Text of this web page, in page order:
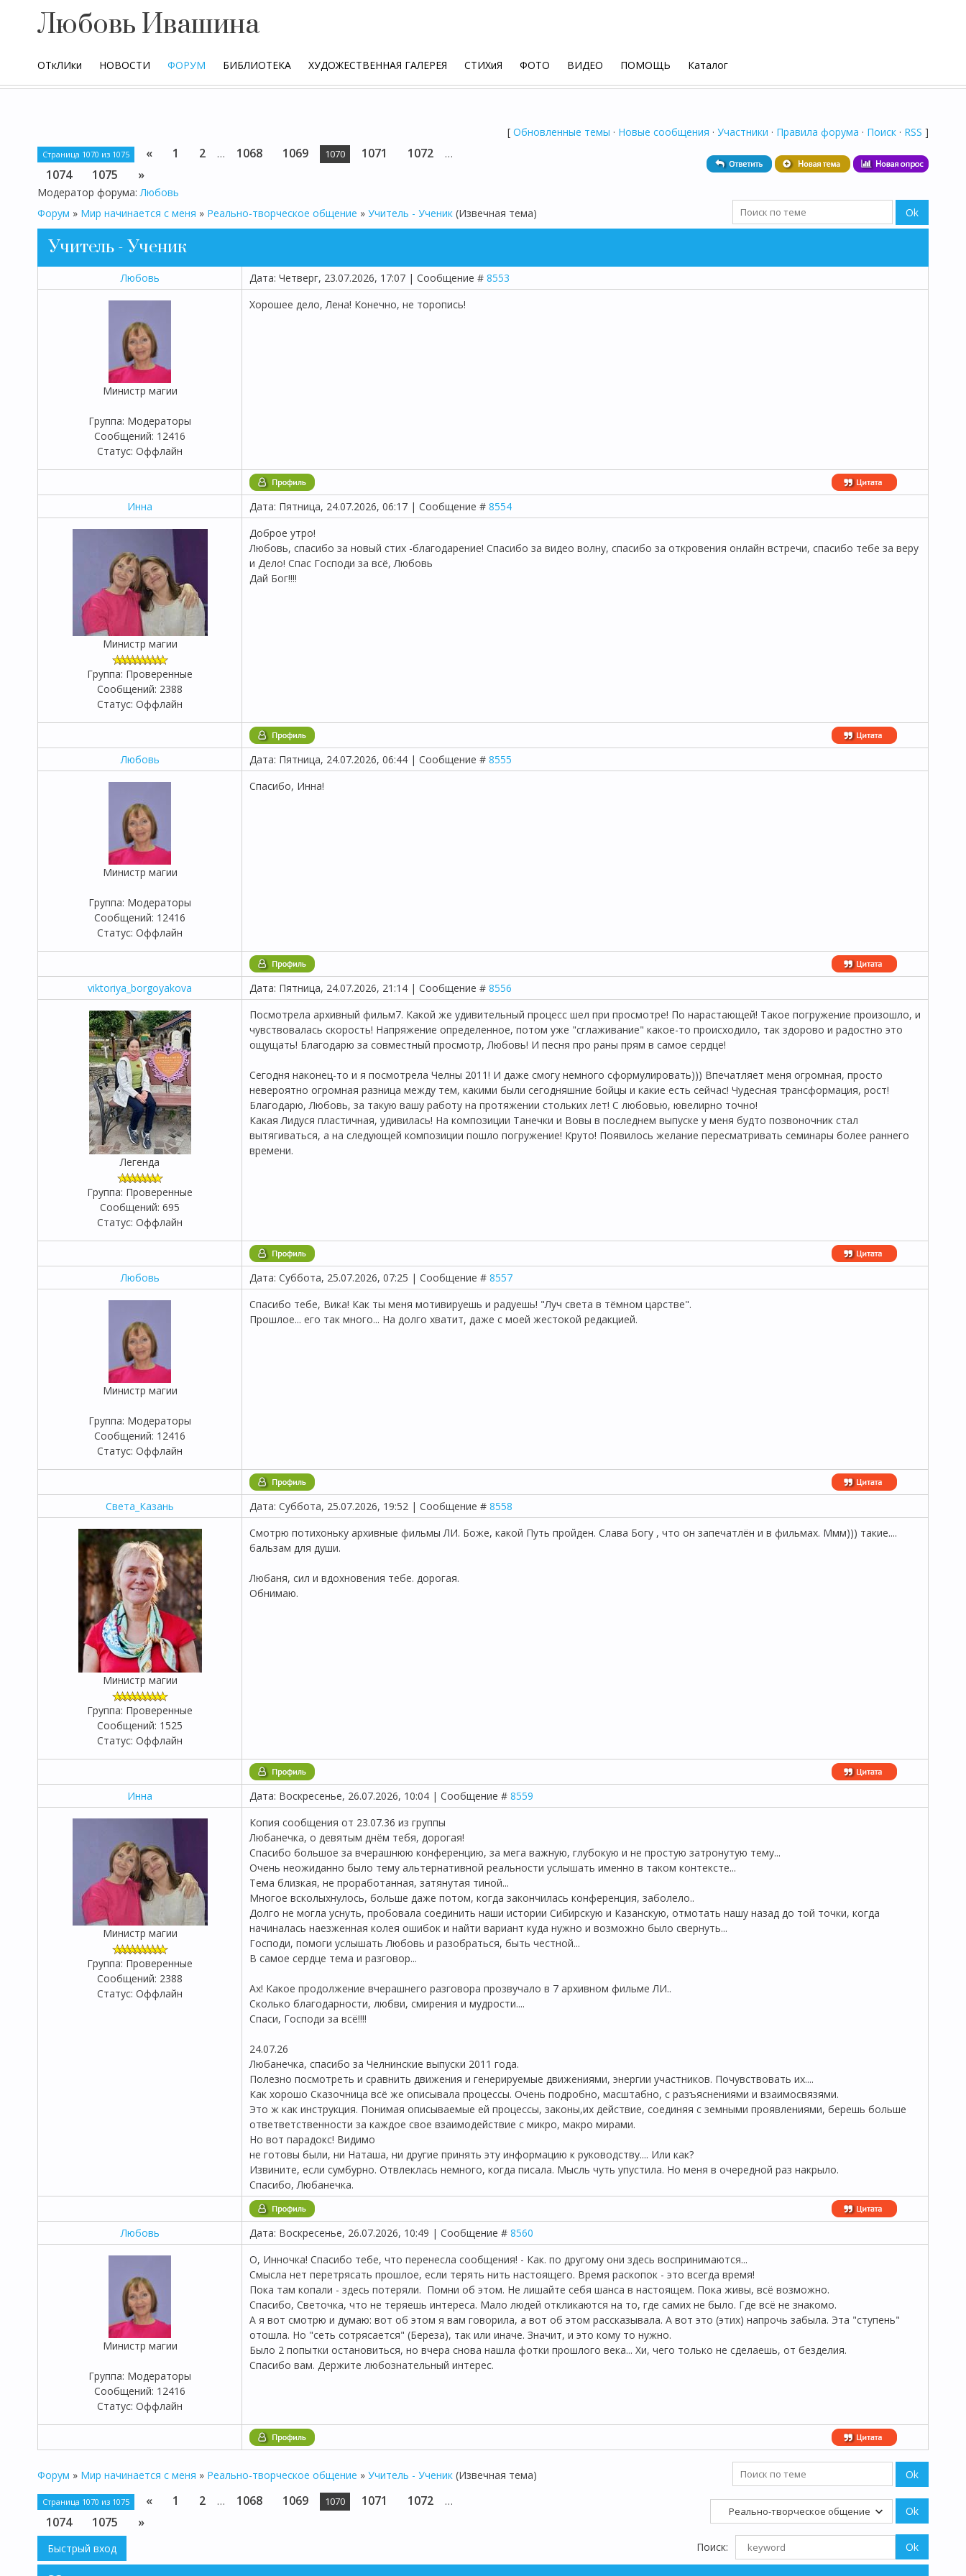
Любовь Ивашина
ОТкЛИки НОВОСТИ ФОРУМ БИБЛИОТЕКА ХУДОЖЕСТВЕННАЯ ГАЛЕРЕЯ СТИХиЯ ФОТО ВИДЕО ПОМОЩЬ Каталог
[ Обновленные темы · Новые сообщения · Участники · Правила форума · Поиск · RSS ]
Страница 1070 из 1075 « 1 2 … 1068 1069 1070 1071 1072 …
1074 1075 »
Модератор форума:Любовь
Форум » Мир начинается с меня » Реально-творческое общение » Учитель - Ученик (Извечная тема)
Учитель - Ученик
Любовь Дата: Четверг, 23.07.2026, 17:07 | Сообщение # 8553
Министр магии
Группа: Модераторы
Сообщений: 12416
Статус: Оффлайн
Хорошее дело, Лена! Конечно, не торопись!
Инна Дата: Пятница, 24.07.2026, 06:17 | Сообщение # 8554
Министр магии
Группа: Проверенные
Сообщений: 2388
Статус: Оффлайн
Доброе утро!
Любовь, спасибо за новый стих -благодарение! Спасибо за видео волну, спасибо за откровения онлайн встречи, спасибо тебе за веру
и Дело! Спас Господи за всё, Любовь
Дай Бог!!!!
Любовь Дата: Пятница, 24.07.2026, 06:44 | Сообщение # 8555
Министр магии
Группа: Модераторы
Сообщений: 12416
Статус: Оффлайн
Спасибо, Инна!
viktoriya_borgoyakova Дата: Пятница, 24.07.2026, 21:14 | Сообщение # 8556
Легенда
Группа: Проверенные
Сообщений: 695
Статус: Оффлайн
Посмотрела архивный фильм7. Какой же удивительный процесс шел при просмотре! По нарастающей! Такое погружение произошло, и
чувствовалась скорость! Напряжение определенное, потом уже "сглаживание" какое-то происходило, так здорово и радостно это
ощущать! Благодарю за совместный просмотр, Любовь! И песня про раны прям в самое сердце!
Сегодня наконец-то и я посмотрела Челны 2011! И даже смогу немного сформулировать))) Впечатляет меня огромная, просто
невероятно огромная разница между тем, какими были сегодняшние бойцы и какие есть сейчас! Чудесная трансформация, рост!
Благодарю, Любовь, за такую вашу работу на протяжении стольких лет! С любовью, ювелирно точно!
Какая Лидуся пластичная, удивилась! На композиции Танечки и Вовы в последнем выпуске у меня будто позвоночник стал
вытягиваться, а на следующей композиции пошло погружение! Круто! Появилось желание пересматривать семинары более раннего
времени.
Любовь Дата: Суббота, 25.07.2026, 07:25 | Сообщение # 8557
Министр магии
Группа: Модераторы
Сообщений: 12416
Статус: Оффлайн
Спасибо тебе, Вика! Как ты меня мотивируешь и радуешь! "Луч света в тёмном царстве".
Прошлое... его так много... На долго хватит, даже с моей жестокой редакцией.
Света_Казань Дата: Суббота, 25.07.2026, 19:52 | Сообщение # 8558
Министр магии
Группа: Проверенные
Сообщений: 1525
Статус: Оффлайн
Смотрю потихоньку архивные фильмы ЛИ. Боже, какой Путь пройден. Слава Богу , что он запечатлён и в фильмах. Ммм))) такие....
бальзам для души.
Любаня, сил и вдохновения тебе. дорогая.
Обнимаю.
Инна Дата: Воскресенье, 26.07.2026, 10:04 | Сообщение # 8559
Министр магии
Группа: Проверенные
Сообщений: 2388
Статус: Оффлайн
Копия сообщения от 23.07.36 из группы
Любанечка, о девятым днём тебя, дорогая!
Спасибо большое за вчерашнюю конференцию, за мега важную, глубокую и не простую затронутую тему...
Очень неожиданно было тему альтернативной реальности услышать именно в таком контексте...
Тема близкая, не проработанная, затянутая тиной...
Многое всколыхнулось, больше даже потом, когда закончилась конференция, заболело..
Долго не могла уснуть, пробовала соединить наши истории Сибирскую и Казанскую, отмотать нашу назад до той точки, когда
начиналась наезженная колея ошибок и найти вариант куда нужно и возможно было свернуть...
Господи, помоги услышать Любовь и разобраться, быть честной...
В самое сердце тема и разговор...
Ах! Какое продолжение вчерашнего разговора прозвучало в 7 архивном фильме ЛИ..
Сколько благодарности, любви, смирения и мудрости....
Спаси, Господи за всё!!!!
24.07.26
Любанечка, спасибо за Челнинские выпуски 2011 года.
Полезно посмотреть и сравнить движения и генерируемые движениями, энергии участников. Почувствовать их....
Как хорошо Сказочница всё же описывала процессы. Очень подробно, масштабно, с разъяснениями и взаимосвязями.
Это ж как инструкция. Понимая описываемые ей процессы, законы,их действие, соединяя с земными проявлениями, берешь больше
ответветственности за каждое свое взаимодействие с микро, макро мирами.
Но вот парадокс! Видимо
не готовы были, ни Наташа, ни другие принять эту информацию к руководству.... Или как?
Извините, если сумбурно. Отвлеклась немного, когда писала. Мысль чуть упустила. Но меня в очередной раз накрыло.
Спасибо, Любанечка.
Любовь Дата: Воскресенье, 26.07.2026, 10:49 | Сообщение # 8560
Министр магии
Группа: Модераторы
Сообщений: 12416
Статус: Оффлайн
О, Инночка! Спасибо тебе, что перенесла сообщения! - Как. по другому они здесь воспринимаются...
Смысла нет перетрясать прошлое, если терять нить настоящего. Время раскопок - это всегда время!
Пока там копали - здесь потеряли. Помни об этом. Не лишайте себя шанса в настоящем. Пока живы, всё возможно.
Спасибо, Светочка, что не теряешь интереса. Мало людей откликаются на то, где самих не было. Где всё не знакомо.
А я вот смотрю и думаю: вот об этом я вам говорила, а вот об этом рассказывала. А вот это (этих) напрочь забыла. Эта "ступень"
отошла. Но "сеть сотрясается" (Береза), так или иначе. Значит, и это кому то нужно.
Было 2 попытки остановиться, но вчера снова нашла фотки прошлого века... Хи, чего только не сделаешь, от безделия.
Спасибо вам. Держите любознательный интерес.
Форум » Мир начинается с меня » Реально-творческое общение » Учитель - Ученик (Извечная тема)
Страница 1070 из 1075 « 1 2 … 1068 1069 1070 1071 1072 …
1074 1075 »
Поиск: